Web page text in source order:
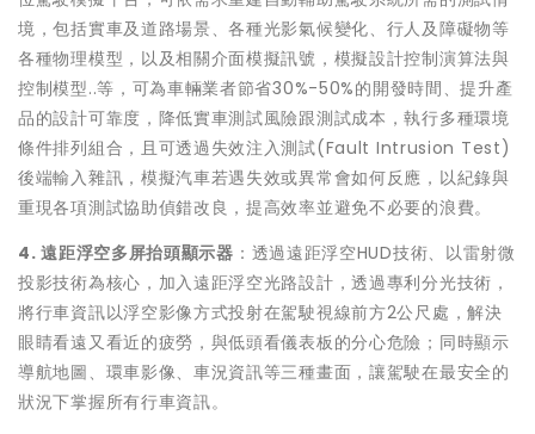
境，包括實車及道路場景、各種光影氣候變化、行人及障礙物等
各種物理模型，以及相關介面模擬訊號，模擬設計控制演算法與
控制模型..等，可為車輛業者節省30%-50%的開發時間、提升產
品的設計可靠度，降低實車測試風險跟測試成本，執行多種環境
條件排列組合，且可透過失效注入測試(Fault Intrusion Test)
後端輸入雜訊，模擬汽車若遇失效或異常會如何反應，以紀錄與
重現各項測試協助偵錯改良，提高效率並避免不必要的浪費。
4.遠距浮空多屏抬頭顯示器 ：透過遠距浮空HUD技術、以雷射微
投影技術為核心，加入遠距浮空光路設計，透過專利分光技術，
將行車資訊以浮空影像方式投射在駕駛視線前方2公尺處，解決
眼睛看遠又看近的疲勞，與低頭看儀表板的分心危險；同時顯示
導航地圖、環車影像、車況資訊等三種畫面，讓駕駛在最安全的
狀況下掌握所有行車資訊。